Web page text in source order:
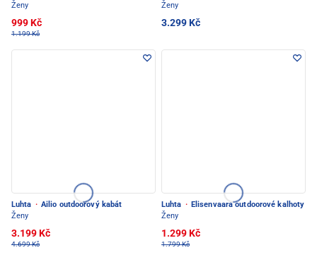
Ženy
999 Kč
1.199 Kč
Ženy
3.299 Kč
Luhta · Ailio outdoorový kabát
Ženy
3.199 Kč
4.699 Kč
Luhta · Elisenvaara outdoorové kalhoty
Ženy
1.299 Kč
1.799 Kč